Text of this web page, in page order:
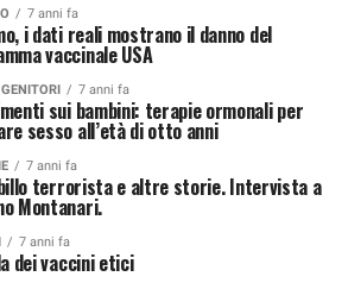
7 anni fa
i dati reali mostrano il danno del
vaccinale USA
7 anni fa
sui bambini: terapie ormonali per
sesso all’età di otto anni
7 anni fa
terrorista e altre storie. Intervista a
Montanari.
7 anni fa
dei vaccini etici